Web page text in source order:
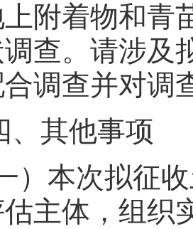
附着物和青
查。请涉及
调查并对调
其他事项
本次拟征收
主体，组织